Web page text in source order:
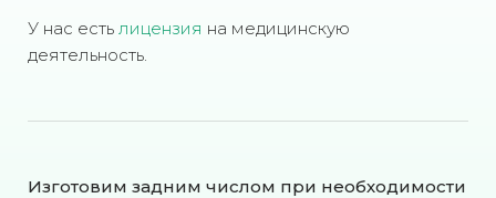
У нас есть лицензия на медицинскую
деятельность.
Изготовим задним числом при необходимости